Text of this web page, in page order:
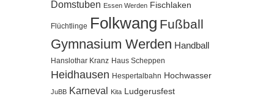
Domstuben Essen Werden Fischlaken
Flüchtlinge Folkwang Fußball
Gymnasium Werden Handball
Hanslothar Kranz Haus Scheppen
Heidhausen Hespertalbahn Hochwasser
JuBB Karneval Kita Ludgerusfest